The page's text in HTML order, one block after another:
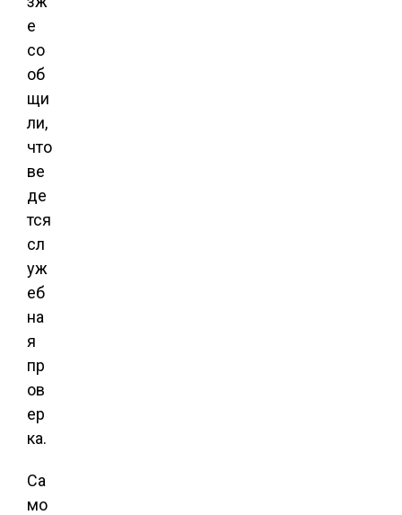
е
со
об
щи
ли,
что
ве
де
тся
сл
уж
еб
на
я
пр
ов
ер
ка.
Са
мо